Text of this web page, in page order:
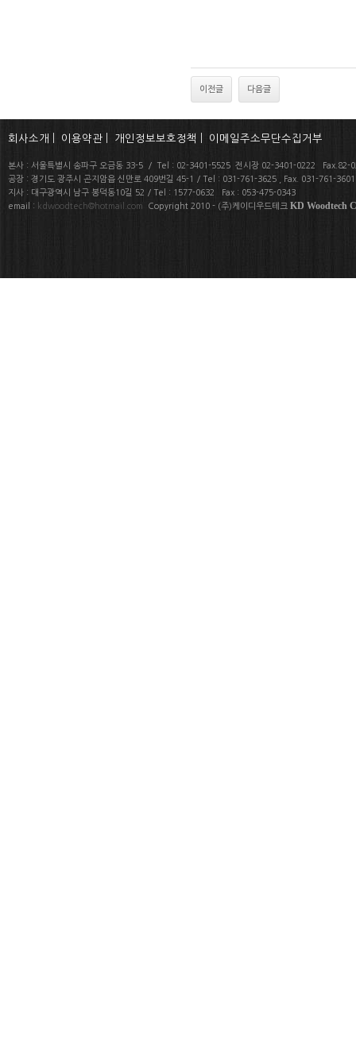
이전글 다음글
회사소개 이용약관 개인정보보호정책 이메일주소무단수집거부
본사 : 서울특별시 송파구 오금동 33-5 / Tel : 02-3401-5525 전시장 02-3401-0222 Fax.82-
공장 : 경기도 광주시 곤지암읍 신만로 409번길 45-1 / Tel : 031-761-3625 , Fax. 031-761-
지사 : 대구광역시 남구 봉덕동10길 52 / Tel : 1577-0632 Fax : 053-475-0343
email : kdwoodtech@hotmail.com Copyright 2010 - (주)케이디우드테크 KD Woodtech